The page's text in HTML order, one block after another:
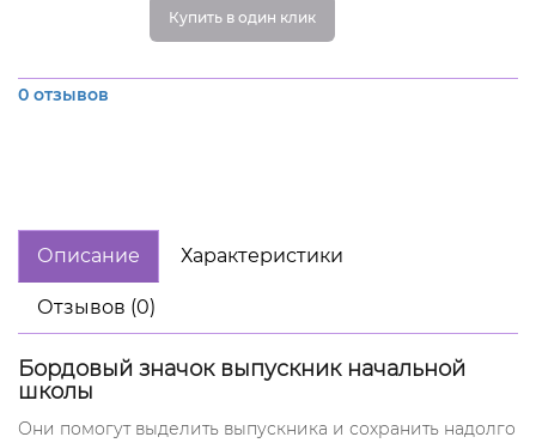
Купить в один клик
0 отзывов
Описание Характеристики
Отзывов (0)
Бордовый значок выпускник начальной
школы
Они помогут выделить выпускника и сохранить надолго